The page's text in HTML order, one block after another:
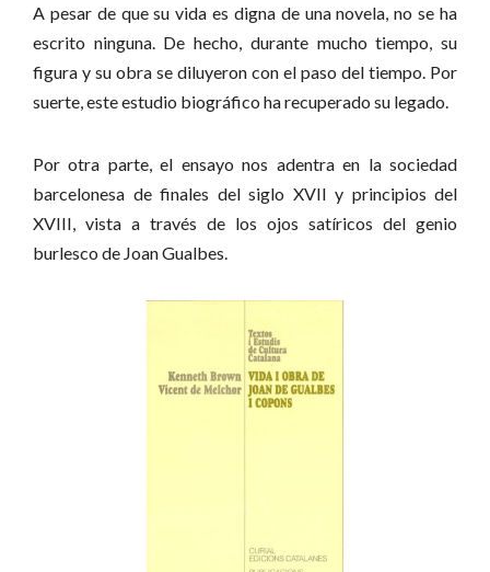
A pesar de que su vida es digna de una novela, no se ha
escrito ninguna. De hecho, durante mucho tiempo, su
figura y su obra se diluyeron con el paso del tiempo. Por
suerte, este estudio biográfico ha recuperado su legado.
Por otra parte, el ensayo nos adentra en la sociedad
barcelonesa de finales del siglo XVII y principios del
XVIII, vista a través de los ojos satíricos del genio
burlesco de Joan Gualbes.